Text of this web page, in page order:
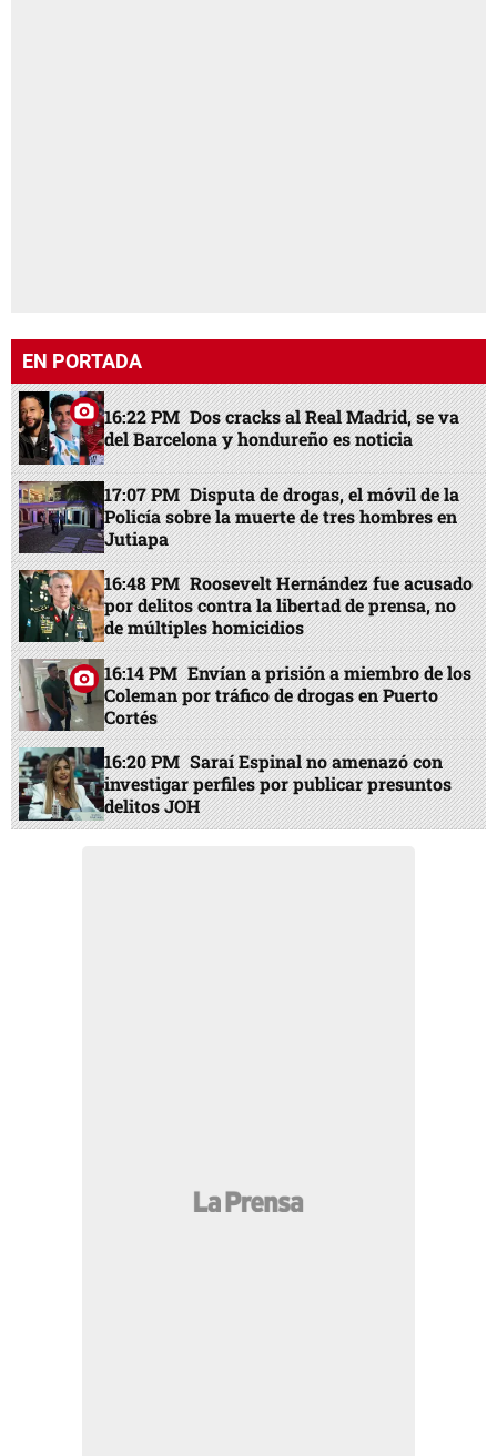
EN PORTADA
16:22 PM Dos cracks al Real Madrid, se va
del Barcelona y hondureño es noticia
17:07 PM Disputa de drogas, el móvil de la
Policía sobre la muerte de tres hombres en
Jutiapa
16:48 PM Roosevelt Hernández fue acusado
por delitos contra la libertad de prensa, no
de múltiples homicidios
16:14 PM Envían a prisión a miembro de los
Coleman por tráfico de drogas en Puerto
Cortés
16:20 PM Saraí Espinal no amenazó con
investigar perfiles por publicar presuntos
delitos JOH